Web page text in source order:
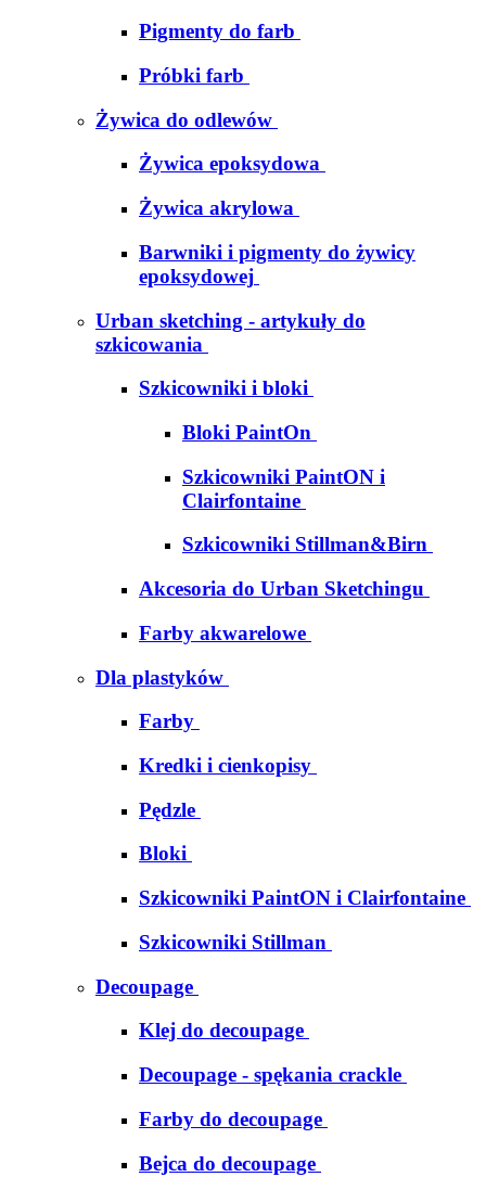
Pigmenty do farb
Próbki farb
Żywica do odlewów
Żywica epoksydowa
Żywica akrylowa
Barwniki i pigmenty do żywicy
epoksydowej
Urban sketching - artykuły do
szkicowania
Szkicowniki i bloki
Bloki PaintOn
Szkicowniki PaintON i
Clairfontaine
Szkicowniki Stillman&Birn
Akcesoria do Urban Sketchingu
Farby akwarelowe
Dla plastyków
Farby
Kredki i cienkopisy
Pędzle
Bloki
Szkicowniki PaintON i Clairfontaine
Szkicowniki Stillman
Decoupage
Klej do decoupage
Decoupage - spękania crackle
Farby do decoupage
Bejca do decoupage